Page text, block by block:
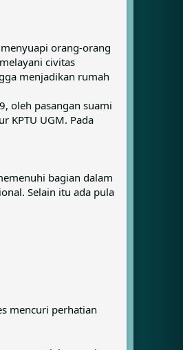
orang-orang
civitas
menjadikan rumah
oleh pasangan suami
KPTU UGM. Pada
bagian dalam
Selain itu ada pula
mencuri perhatian